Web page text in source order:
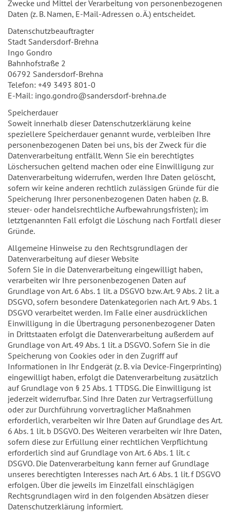
Zwecke und Mittel der Verarbeitung von personenbezogenen
Daten (z. B. Namen, E-Mail-Adressen o. Ä.) entscheidet.
Datenschutzbeauftragter
Stadt Sandersdorf-Brehna
Ingo Gondro
Bahnhofstraße 2
06792 Sandersdorf-Brehna
Telefon: +49 3493 801-0
E-Mail: ingo.gondro@sandersdorf-brehna.de
Speicherdauer
Soweit innerhalb dieser Datenschutzerklärung keine
speziellere Speicherdauer genannt wurde, verbleiben Ihre
personenbezogenen Daten bei uns, bis der Zweck für die
Datenverarbeitung entfällt. Wenn Sie ein berechtigtes
Löschersuchen geltend machen oder eine Einwilligung zur
Datenverarbeitung widerrufen, werden Ihre Daten gelöscht,
sofern wir keine anderen rechtlich zulässigen Gründe für die
Speicherung Ihrer personenbezogenen Daten haben (z. B.
steuer- oder handelsrechtliche Aufbewahrungsfristen); im
letztgenannten Fall erfolgt die Löschung nach Fortfall dieser
Gründe.
Allgemeine Hinweise zu den Rechtsgrundlagen der
Datenverarbeitung auf dieser Website
Sofern Sie in die Datenverarbeitung eingewilligt haben,
verarbeiten wir Ihre personenbezogenen Daten auf
Grundlage von Art. 6 Abs. 1 lit. a DSGVO bzw. Art. 9 Abs. 2 lit. a
DSGVO, sofern besondere Datenkategorien nach Art. 9 Abs. 1
DSGVO verarbeitet werden. Im Falle einer ausdrücklichen
Einwilligung in die Übertragung personenbezogener Daten
in Drittstaaten erfolgt die Datenverarbeitung außerdem auf
Grundlage von Art. 49 Abs. 1 lit. a DSGVO. Sofern Sie in die
Speicherung von Cookies oder in den Zugriff auf
Informationen in Ihr Endgerät (z. B. via Device-Fingerprinting)
eingewilligt haben, erfolgt die Datenverarbeitung zusätzlich
auf Grundlage von § 25 Abs. 1 TTDSG. Die Einwilligung ist
jederzeit widerrufbar. Sind Ihre Daten zur Vertragserfüllung
oder zur Durchführung vorvertraglicher Maßnahmen
erforderlich, verarbeiten wir Ihre Daten auf Grundlage des Art.
6 Abs. 1 lit. b DSGVO. Des Weiteren verarbeiten wir Ihre Daten,
sofern diese zur Erfüllung einer rechtlichen Verpflichtung
erforderlich sind auf Grundlage von Art. 6 Abs. 1 lit. c
DSGVO. Die Datenverarbeitung kann ferner auf Grundlage
unseres berechtigten Interesses nach Art. 6 Abs. 1 lit. f DSGVO
erfolgen. Über die jeweils im Einzelfall einschlägigen
Rechtsgrundlagen wird in den folgenden Absätzen dieser
Datenschutzerklärung informiert.